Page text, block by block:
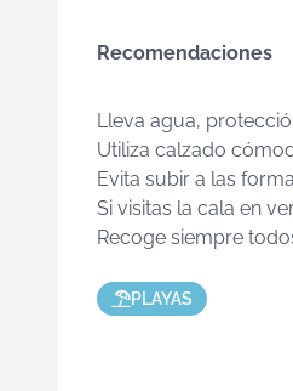
Recomendaciones
Lleva agua,
Utiliza calzado
Evita subir a las
Si visitas la cala en
Recoge siempre
PLAYAS